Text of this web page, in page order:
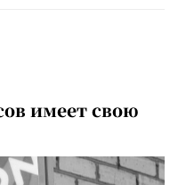
имеет свою